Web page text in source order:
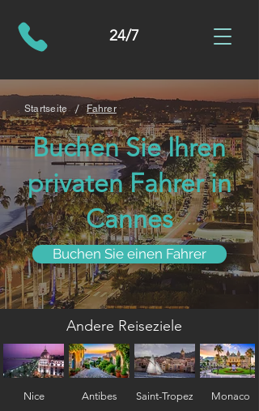
24/7
Startseite / Fahrer
Buchen Sie Ihren
privaten Fahrer in
Cannes
Buchen Sie einen Fahrer
Andere Reiseziele
Nice Antibes Saint-Tropez Monaco